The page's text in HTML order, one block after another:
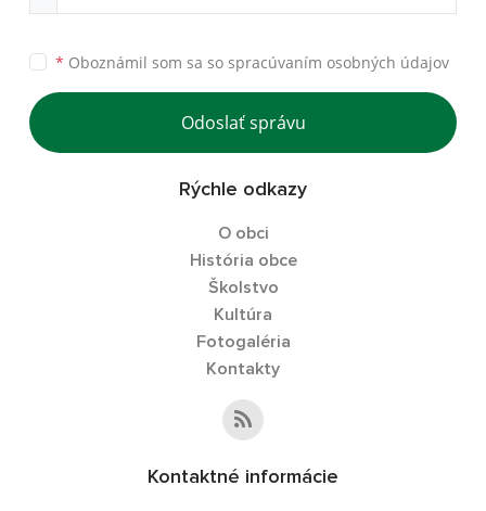
* Oboznámil som sa so spracúvaním osobných údajov
Odoslať správu
Rýchle odkazy
O obci
História obce
Školstvo
Kultúra
Fotogaléria
Kontakty
Kontaktné informácie